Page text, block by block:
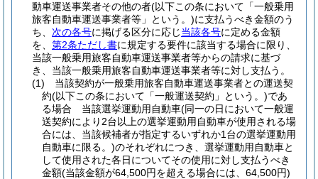
動車運送事業者その他の者(以下この条において「一般乗用
旅客自動車運送事業者等」という。)に支払うべき金額のう
ち、 次の各号に掲げる区分に応じ当該各号に定める金額
を、 第2条ただし書に規定する要件に該当する場合に限り、
当該一般乗用旅客自動車運送事業者等からの請求に基づ
き、当該一般乗用旅客自動車運送事業者等に対し支払う。
(1)
当該契約が一般乗用旅客自動車運送事業者との運送契
約(以下この条において「一般運送契約」という。)であ
る場合 当該選挙運動用自動車(同一の日において一般運
送契約により2台以上の選挙運動用自動車が使用される場
合には、当該候補者が指定するいずれか1台の選挙運動用
自動車に限る。)のそれぞれにつき、選挙運動用自動車と
して使用された各日についてその使用に対し支払うべき
金額(当該金額が64,500円を超える場合には、64,500円)